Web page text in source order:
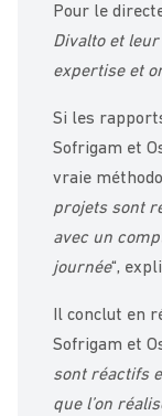
Pour le
Divalto et
expertise et
Si les
Sofrigam et
vraie
projets sont
avec un
journée“,
Il conclut en
Sofrigam et
sont réactifs
que l’on